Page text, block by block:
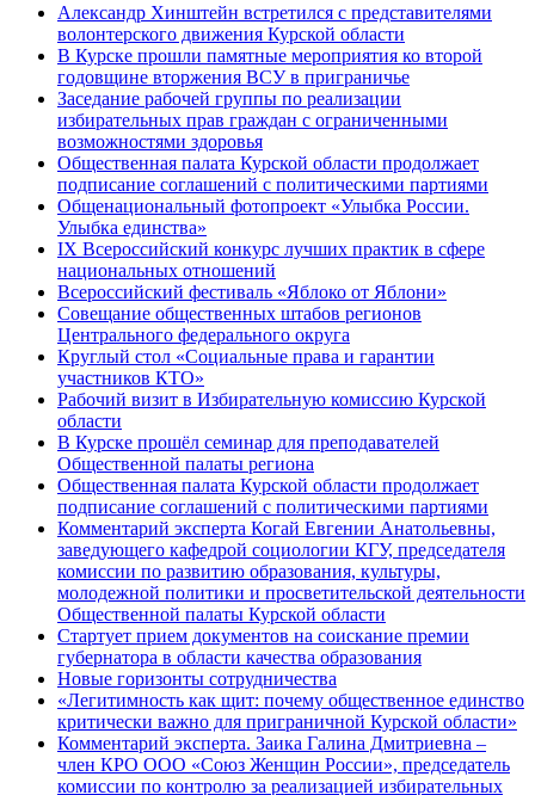
Александр Хинштейн встретился с представителями
волонтерского движения Курской области
В Курске прошли памятные мероприятия ко второй
годовщине вторжения ВСУ в приграничье
Заседание рабочей группы по реализации
избирательных прав граждан с ограниченными
возможностями здоровья
Общественная палата Курской области продолжает
подписание соглашений с политическими партиями
Общенациональный фотопроект «Улыбка России.
Улыбка единства»
IХ Всероссийский конкурс лучших практик в сфере
национальных отношений
Всероссийский фестиваль «Яблоко от Яблони»
Совещание общественных штабов регионов
Центрального федерального округа
Круглый стол «Социальные права и гарантии
участников КТО»
Рабочий визит в Избирательную комиссию Курской
области
В Курске прошёл семинар для преподавателей
Общественной палаты региона
Общественная палата Курской области продолжает
подписание соглашений с политическими партиями
Комментарий эксперта Когай Евгении Анатольевны,
заведующего кафедрой социологии КГУ, председателя
комиссии по развитию образования, культуры,
молодежной политики и просветительской деятельности
Общественной палаты Курской области
Стартует прием документов на соискание премии
губернатора в области качества образования
Новые горизонты сотрудничества
«Легитимность как щит: почему общественное единство
критически важно для приграничной Курской области»
Комментарий эксперта. Заика Галина Дмитриевна –
член КРО ООО «Союз Женщин России», председатель
комиссии по контролю за реализацией избирательных